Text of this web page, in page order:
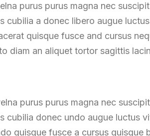
purus purus magna nec
cubilia a donec libero augue
quisque fusce and cursus
diam an aliquet tortor sagittis
purus purus magna nec
cubilia donec undo augue luctus
quisque fusce a cursus quisque